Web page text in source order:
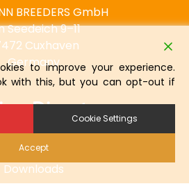
BREEDERS GmbH
Seedeich 9–11
Cuxhaven
Germany
Dienste
Online Auftrag
Downloads
to improve your experience.
with this, but you can opt-out if
Cookie Settings
Accept